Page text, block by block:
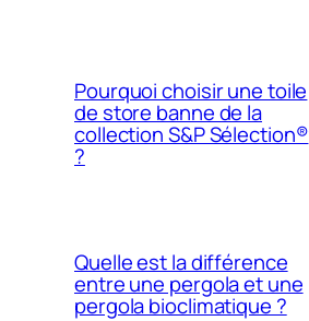
Pourquoi choisir une toile
de store banne de la
collection S&P Sélection®
?
Quelle est la différence
entre une pergola et une
pergola bioclimatique ?